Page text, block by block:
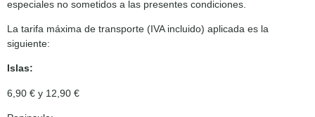
especiales no sometidos a las presentes condiciones.
La tarifa máxima de transporte (IVA incluido) aplicada es la
siguiente:
Islas:
6,90 € y 12,90 €